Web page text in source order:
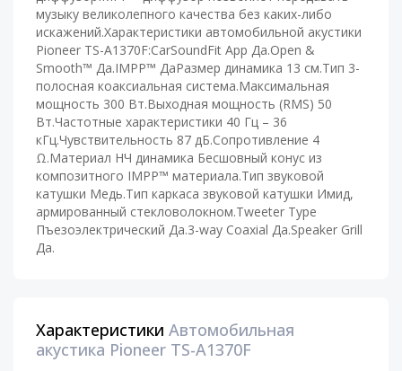
музыку великолепного качества без каких-либо
искажений.Характеристики автомобильной акустики
Pioneer TS-A1370F:CarSoundFit App Да.Open &
Smooth™ Да.IMPP™ ДаРазмер динамика 13 см.Тип 3-
полосная коаксиальная система.Максимальная
мощность 300 Вт.Выходная мощность (RMS) 50
Вт.Частотные характеристики 40 Гц – 36
кГц.Чувствительность 87 дБ.Сопротивление 4
Ω.Материал НЧ динамика Бесшовный конус из
композитного IMPP™ материала.Тип звуковой
катушки Медь.Тип каркаса звуковой катушки Имид,
армированный стекловолокном.Tweeter Type
Пъезоэлектрический Да.3-way Coaxial Да.Speaker Grill
Да.
Характеристики Автомобильная
акустика Pioneer TS-A1370F